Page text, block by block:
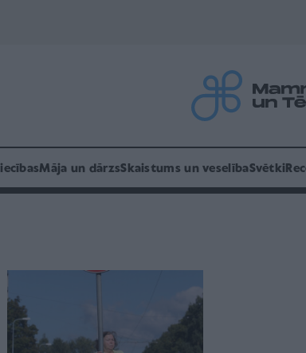
Māja un dārzsSkaistums un veselībaSvētki